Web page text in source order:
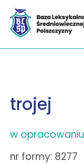
trojej
w opracowaniu
nr formy: 8277